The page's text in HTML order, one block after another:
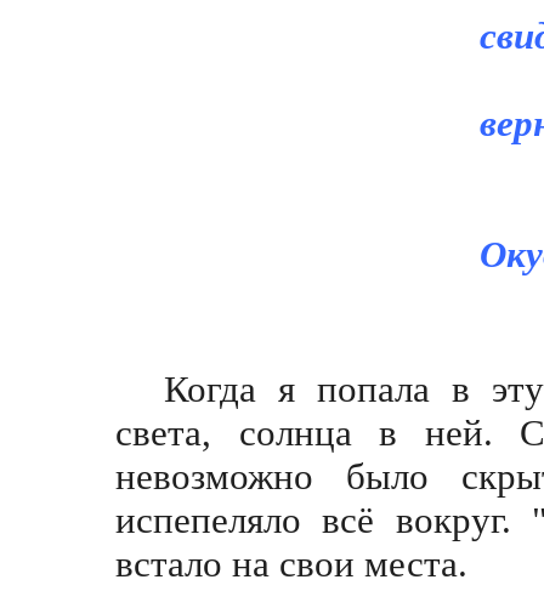
Когда я попала в
света, солнца в ней.
невозможно было
испепеляло всё
встало на свои места.